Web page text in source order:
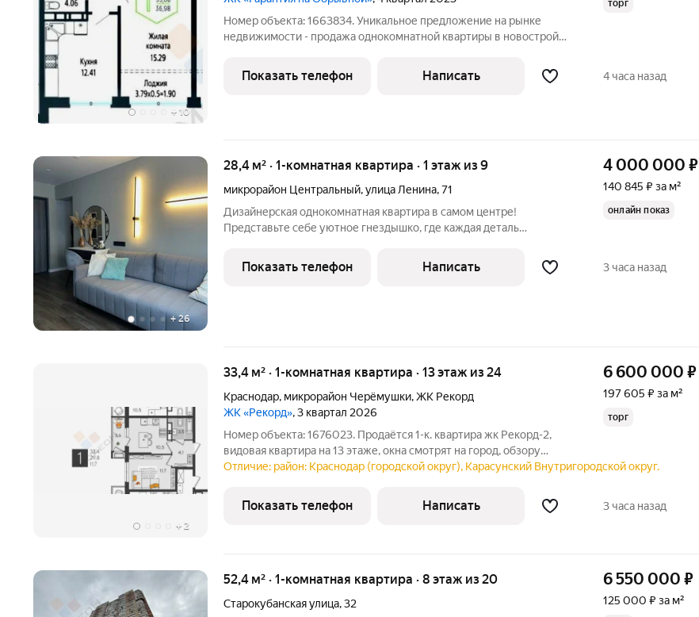
+ 10
Номер объекта: 1663834. Уникальное предложение на рынке
недвижимости - продажа однокомнатной квартиры в новостройке
идеальный вариант для тех, кому важен комфорт и удобство в
сочетании с
торг
Показать телефон Написать 4 часа назад
+26
28,4 м² · 1-комнатная квартира · 1 этаж из 9
микрорайон Центральный,улица Ленина,71
Дизайнерская однокомнатная квартира в самом центре!
Представьте себе уютное гнездышко, где каждая деталь
квартира настоящее воплощение мечты о стильной и
функциональной жизни в самом центре
4 000 000 ₽
140 845 ₽ за м²
онлайн показ
Показать телефон Написать 3 часа назад
+ 2
33,4 м² · 1-комнатная квартира · 13 этаж из 24
Краснодар, микрорайон Черёмушки,ЖК Рекорд
ЖК «Рекорд», 3 квартал 2026
Номер объекта: 1676023. Продаётся 1-к. квартира жк Рекорд-2,
видовая квартира на 13 этаже, окна смотрят на город, обзору
ничего не мешает. Площадь квартиры с лоджией 33,4 м2.Сам дом
лифтами.
6 600 000 ₽
197 605 ₽ за м²
торг
Отличие: район: Краснодар (городской округ), Карасунский Внутригородской округ.
Показать телефон Написать 3 часа назад
52,4 м² · 1-комнатная квартира · 8 этаж из 20
Старокубанская улица,32
6 550 000 ₽
125 000 ₽ за м²